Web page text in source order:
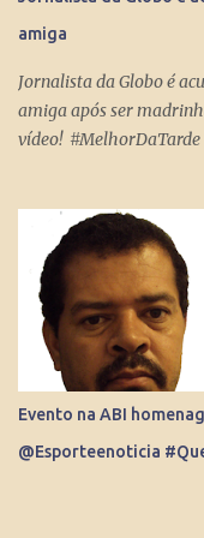
Internet consegue
em celebridades e até
amiga
Jornalista da Globo é
amiga após ser
vídeo! #MelhorDaTarde
Evento na ABI
@Esporteenoticia